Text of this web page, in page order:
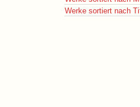
Werke sortiert nach